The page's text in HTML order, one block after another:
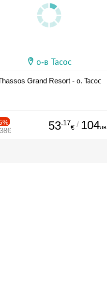
о-в Тасос
Grand Resort - о. Тасос
53.17
€ / 104лв.